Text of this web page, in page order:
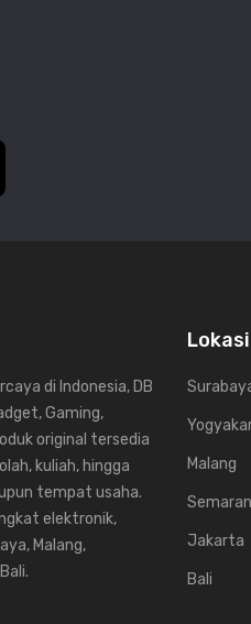
di Indonesia, DB
Gaming,
original tersedia
kuliah, hingga
tempat usaha.
elektronik,
Malang,
Malang
Jakarta
Bali